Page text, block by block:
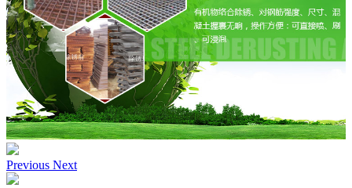
Previous Next